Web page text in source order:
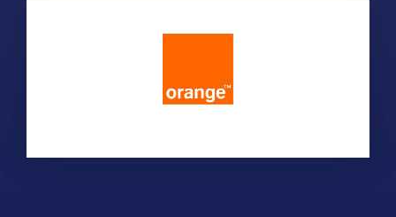
digitales présent
dans 26 pays et